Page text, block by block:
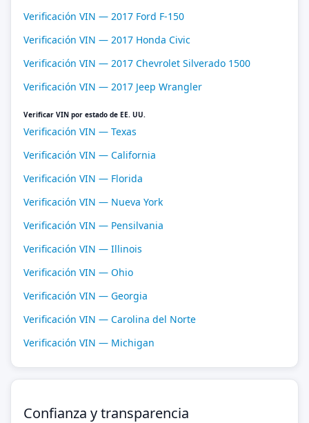
Verificación VIN — 2017 Ford F-150
Verificación VIN — 2017 Honda Civic
Verificación VIN — 2017 Chevrolet Silverado 1500
Verificación VIN — 2017 Jeep Wrangler
Verificar VIN por estado de EE. UU.
Verificación VIN — Texas
Verificación VIN — California
Verificación VIN — Florida
Verificación VIN — Nueva York
Verificación VIN — Pensilvania
Verificación VIN — Illinois
Verificación VIN — Ohio
Verificación VIN — Georgia
Verificación VIN — Carolina del Norte
Verificación VIN — Michigan
Confianza y transparencia